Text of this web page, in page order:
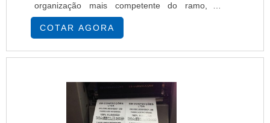
organização mais competente do ramo, a
aquisição é mais assertiva.Quando o interesse é
por impressora plotter eco solvente, com a
EPcenter poderá encontrar assertividade com
clientes, fatores que somados ao preço justo
ajudam a garantir uma excelente relação custo-
benefício.INFORMAÇÕES SOBRE A
COTAR AGORA